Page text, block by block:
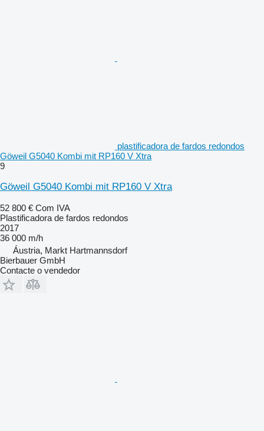
plastificadora de fardos redondos
Göweil G5040 Kombi mit RP160 V Xtra
9
Göweil G5040 Kombi mit RP160 V Xtra
52 800 € Com IVA
Plastificadora de fardos redondos
2017
36 000 m/h
Áustria, Markt Hartmannsdorf
Bierbauer GmbH
Contacte o vendedor